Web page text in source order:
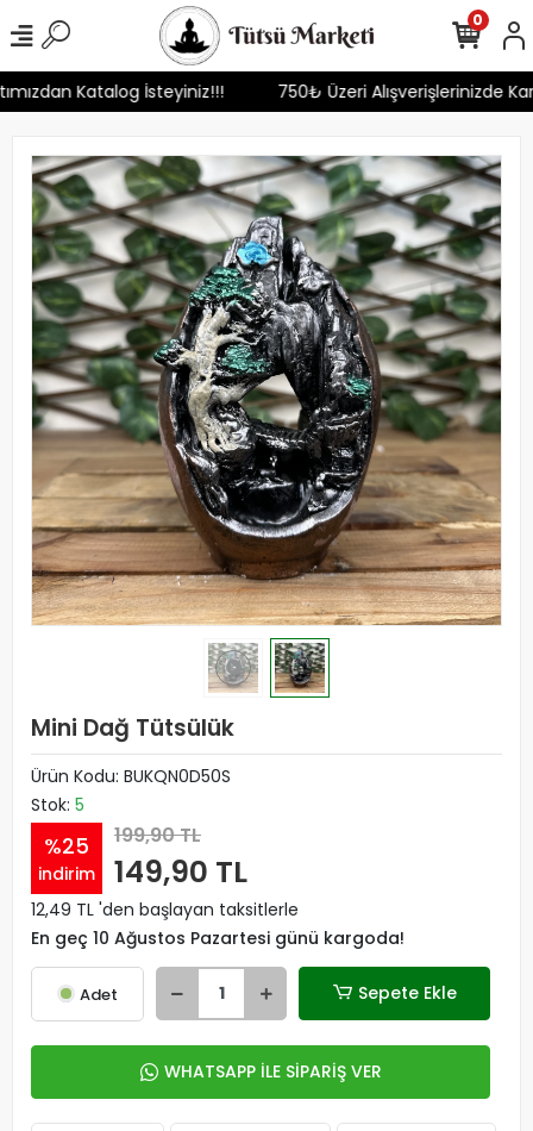
Katalog İsteyiniz!!! 750₺ Üzeri Alışverişlerinizde
0
Mini Dağ Tütsülük
Ürün Kodu: BUKQN0D50S
Stok: 5
%25
indirim
199,90 TL
149,90 TL
12,49 TL 'den başlayan taksitlerle
En geç 10 Ağustos Pazartesi günü kargoda!
Adet Sepete Ekle
WHATSAPP İLE SİPARİŞ VER